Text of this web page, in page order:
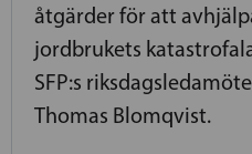
åtgärder för att
jordbrukets
SFP:s
Thomas Blomqvist.